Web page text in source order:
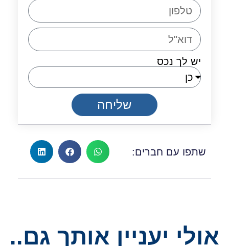
יש לך נכס
שליחה
שתפו עם חברים:
אולי יעניין אותך גם..